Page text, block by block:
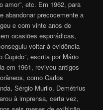
amor”, etc. Em 1962, para
abandonar precocemente a
e com vinte anos de
ocasiões esporádicas,
voltar à evidência
Cupido”, escrita por Mário
em 1961, reviveu antigos
como Carlos
Sérgio Murilo, Demétrius
à imprensa, certa vez,